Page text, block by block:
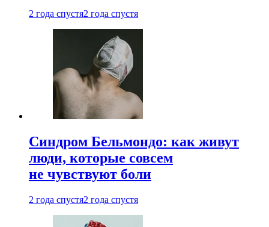
2 года спустя2 года спустя
Синдром Бельмондо: как живут
люди, которые совсем
не чувствуют боли
2 года спустя2 года спустя